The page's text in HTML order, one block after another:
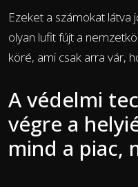
Ezeket a számokat látva
olyan lufit fújt a
köré, ami csak arra vár,
A védelmi
végre a
mind a piac,